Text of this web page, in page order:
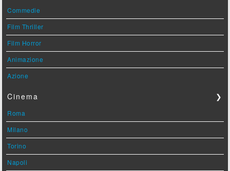
Commedie
Film Thriller
Film Horror
Animazione
Azione
Cinema ❯
Roma
Milano
Torino
Napoli